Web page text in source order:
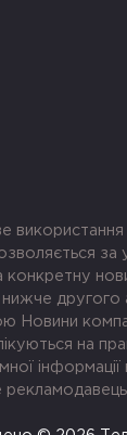
використання
конкретну
другого
Новини
на
інформації
рекламодавець